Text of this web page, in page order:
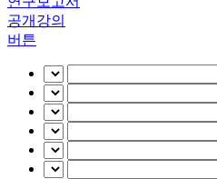
공개강의
버튼